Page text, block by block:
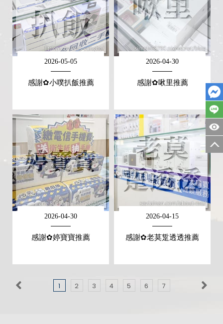
2026-05-05
感謝✿小噗扒飯推薦
2026-04-30
感謝✿啾里推薦
2026-04-30
感謝✿婷寶寶推薦
2026-04-15
感謝✿老莫踅透透推薦
1 2 3 4 5 6 7